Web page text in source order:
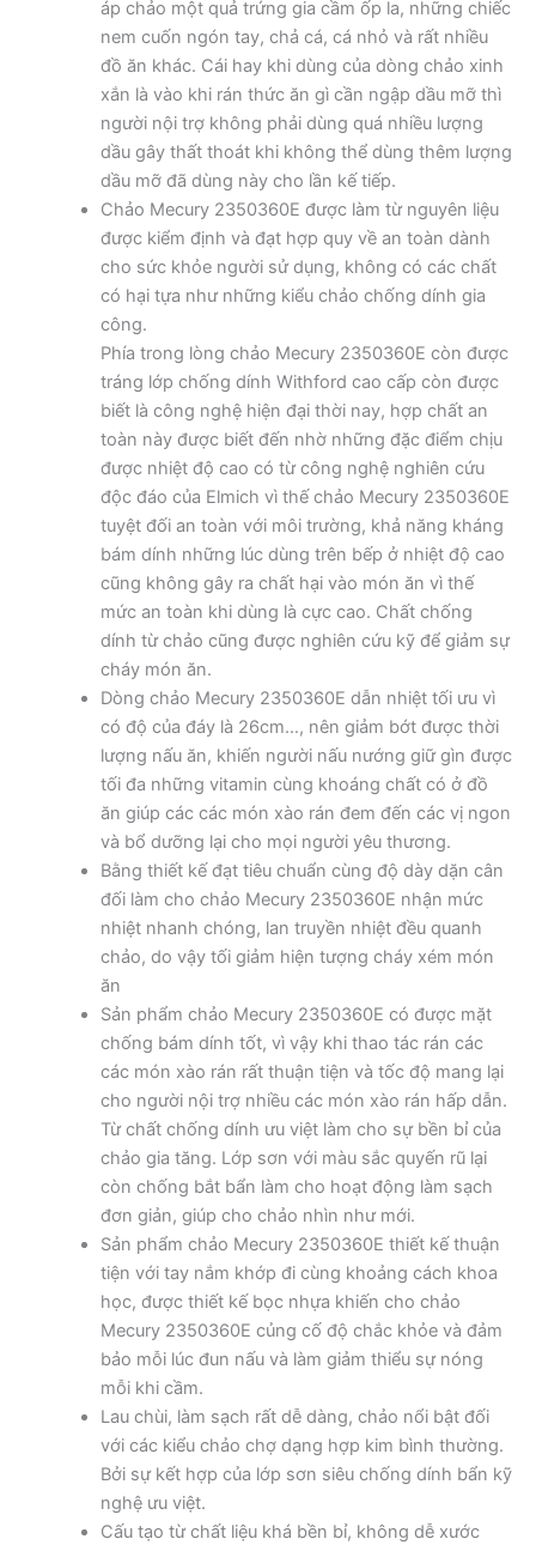
áp chảo một quả trứng gia cầm ốp la, những chiếc
nem cuốn ngón tay, chả cá, cá nhỏ và rất nhiều
đồ ăn khác. Cái hay khi dùng của dòng chảo xinh
xắn là vào khi rán thức ăn gì cần ngập dầu mỡ thì
người nội trợ không phải dùng quá nhiều lượng
dầu gây thất thoát khi không thể dùng thêm lượng
dầu mỡ đã dùng này cho lần kế tiếp.
Chảo Mecury 2350360E được làm từ nguyên liệu
được kiểm định và đạt hợp quy về an toàn dành
cho sức khỏe người sử dụng, không có các chất
có hại tựa như những kiểu chảo chống dính gia
công.
Phía trong lòng chảo Mecury 2350360E còn được
tráng lớp chống dính Withford cao cấp còn được
biết là công nghệ hiện đại thời nay, hợp chất an
toàn này được biết đến nhờ những đặc điểm chịu
được nhiệt độ cao có từ công nghệ nghiên cứu
độc đáo của Elmich vì thế chảo Mecury 2350360E
tuyệt đối an toàn với môi trường, khả năng kháng
bám dính những lúc dùng trên bếp ở nhiệt độ cao
cũng không gây ra chất hại vào món ăn vì thế
mức an toàn khi dùng là cực cao. Chất chống
dính từ chảo cũng được nghiên cứu kỹ để giảm sự
cháy món ăn.
Dòng chảo Mecury 2350360E dẫn nhiệt tối ưu vì
có độ của đáy là 26cm…, nên giảm bớt được thời
lượng nấu ăn, khiến người nấu nướng giữ gìn được
tối đa những vitamin cùng khoáng chất có ở đồ
ăn giúp các các món xào rán đem đến các vị ngon
và bổ dưỡng lại cho mọi người yêu thương.
Bằng thiết kế đạt tiêu chuẩn cùng độ dày dặn cân
đối làm cho chảo Mecury 2350360E nhận mức
nhiệt nhanh chóng, lan truyền nhiệt đều quanh
chảo, do vậy tối giảm hiện tượng cháy xém món
ăn
Sản phẩm chảo Mecury 2350360E có được mặt
chống bám dính tốt, vì vậy khi thao tác rán các
các món xào rán rất thuận tiện và tốc độ mang lại
cho người nội trợ nhiều các món xào rán hấp dẫn.
Từ chất chống dính ưu việt làm cho sự bền bỉ của
chảo gia tăng. Lớp sơn với màu sắc quyến rũ lại
còn chống bắt bẩn làm cho hoạt động làm sạch
đơn giản, giúp cho chảo nhìn như mới.
Sản phẩm chảo Mecury 2350360E thiết kế thuận
tiện với tay nắm khớp đi cùng khoảng cách khoa
học, được thiết kế bọc nhựa khiến cho chảo
Mecury 2350360E củng cố độ chắc khỏe và đảm
bảo mỗi lúc đun nấu và làm giảm thiểu sự nóng
mỗi khi cầm.
Lau chùi, làm sạch rất dễ dàng, chảo nổi bật đối
với các kiểu chảo chợ dạng hợp kim bình thường.
Bởi sự kết hợp của lớp sơn siêu chống dính bẩn kỹ
nghệ ưu việt.
Cấu tạo từ chất liệu khá bền bỉ, không dễ xước